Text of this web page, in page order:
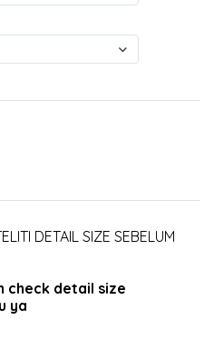
DETAIL SIZE SEBELUM
check detail size
ya